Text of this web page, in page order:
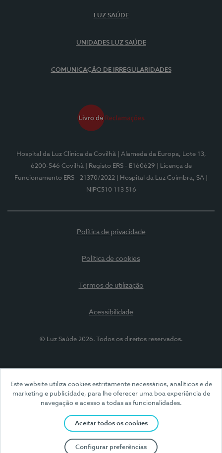
Este website utiliza cookies estritamente necessários, analíticos e de
marketing e publicidade, para lhe oferecer uma boa experiência de
navegação e acesso a todas as funcionalidades.
Aceitar todos os cookies
Configurar preferências
LUZ SAÚDE
UNIDADES LUZ SAÚDE
COMUNICAÇÃO DE IRREGULARIDADES
Hospital da Luz Clínica da Covilhã
| Alameda da Europa, Lote 13,
6200-546 Covilhã
| Registo ERS - E160629
| Licença de
Funcionamento ERS - 21370/2022
| Hospital da Luz Coimbra, SA
NIPC510 113 516
Política de privacidade
Política de cookies
Termos de utilização
Acessibilidade
© Luz Saúde 2026. Todos os direitos reservados.